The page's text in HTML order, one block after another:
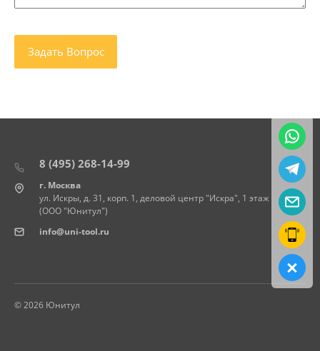
8 (495) 268-14-99
г. Москва
ул. Искры, д. 31, корп. 1, деловой центр "Искра", 1 этаж
(ООО "Юнитул")
info@uni-tool.ru
© 2026 Юнитул